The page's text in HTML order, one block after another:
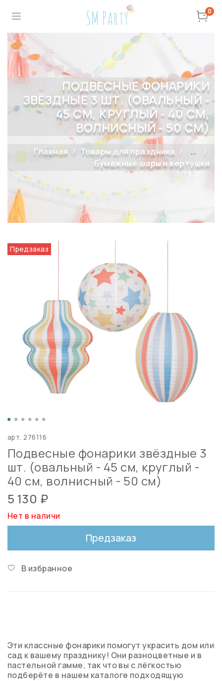
0
ПОДВЕСНЫЕ ФОНАРИКИ
ЗВЁЗДНЫЕ 3 ШТ. (ОВАЛЬНЫЙ -
45 СМ, КРУГЛЫЙ - 40 СМ,
ВОЛНИСНЫЙ - 50 СМ)
Главная Товары для праздника
...
Бумажные шары и вертушки
Предзаказ
арт.276116
Подвесные фонарики звёздные 3
шт. (овальный - 45 см, круглый -
40 см, волнисный - 50 см)
5 130 ₽
Нет в наличи
Предзаказ
В избранное
Эти классные фонарики помогут украсить дом или
сад к вашему празднику! Они разноцветные и в
пастельной гамме, так что вы с лёгкостью
подберёте в нашем каталоге подходящую